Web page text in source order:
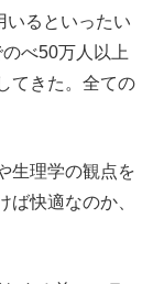
いるといったい
べ50万人以上
てきた。全ての
生理学の観点を
快適なのか、